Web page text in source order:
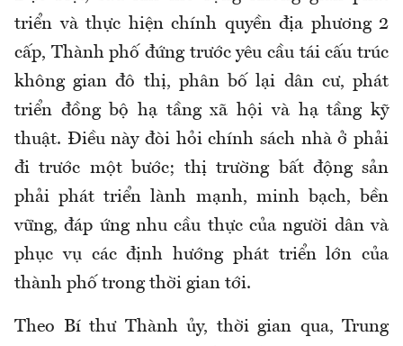
triển và thực hiện chính quyền địa phương 2
cấp, Thành phố đứng trước yêu cầu tái cấu trúc
không gian đô thị, phân bố lại dân cư, phát
triển đồng bộ hạ tầng xã hội và hạ tầng kỹ
thuật. Điều này đòi hỏi chính sách nhà ở phải
đi trước một bước; thị trường bất động sản
phải phát triển lành mạnh, minh bạch, bền
vững, đáp ứng nhu cầu thực của người dân và
phục vụ các định hướng phát triển lớn của
thành phố trong thời gian tới.
Theo Bí thư Thành ủy, thời gian qua, Trung